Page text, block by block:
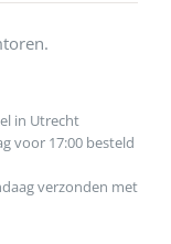
in Utrecht
voor 17:00 besteld
verzonden met